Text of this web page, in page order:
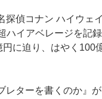
偵コナン ハイウェ
ハイアベレージを記
に迫り、はやく100
ターを書くのか』が